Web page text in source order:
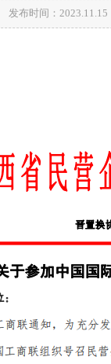
发布时间：